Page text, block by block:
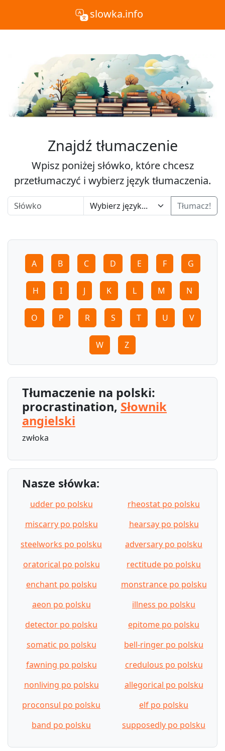
slowka.info
Znajdź tłumaczenie
Wpisz poniżej słówko, które chcesz
przetłumaczyć i wybierz język tłumaczenia.
Tłumacz!
A B C D E F G
H I J K L M N
O P R S T U V
W Z
Tłumaczenie na polski:
procrastination, Słownik
angielski
zwłoka
Nasze słówka:
udder po polsku
rheostat po polsku
miscarry po polsku
hearsay po polsku
steelworks po polsku
adversary po polsku
oratorical po polsku
rectitude po polsku
enchant po polsku
monstrance po polsku
aeon po polsku
illness po polsku
detector po polsku
epitome po polsku
somatic po polsku
bell-ringer po polsku
fawning po polsku
credulous po polsku
nonliving po polsku
allegorical po polsku
proconsul po polsku
elf po polsku
band po polsku
supposedly po polsku